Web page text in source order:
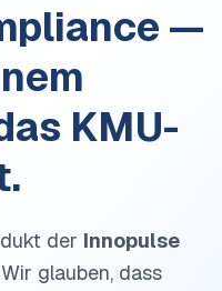
—
KMU-
der Innopulse
glauben, dass